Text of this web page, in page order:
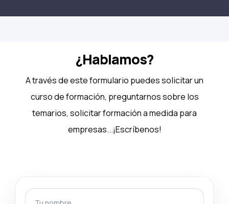
¿Hablamos?
A través de este formulario puedes solicitar un
curso de formación, preguntarnos sobre los
temarios, solicitar formación a medida para
empresas...¡Escríbenos!